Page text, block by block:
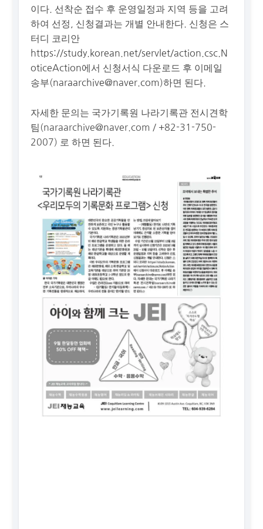
이다. 선착순 접수 후 운영일정과 지역 등을 고려
하여 선정, 신청결과는 개별 안내한다. 신청은 스
터디 코리안
https://study.korean.net/servlet/action.csc.N
oticeAction에서 신청서식 다운로드 후 이메일
송부(naraarchive@naver.com)하면 된다.
자세한 문의는 국가기록원 나라기록관 전시견학
팀(naraarchive@naver.com / +82-31-750-
2007) 로 하면 된다.